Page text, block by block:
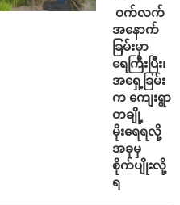
⁩ ⁨ဝက်လက်
အနောက်
ခြမ်းမှာ
ရေကြီးပြီး၊
အရှေ့ခြမ်း
က ကျေးရွာ
တချို့
မိုးရေရလို့
အခုမှ
စိုက်ပျိုးလို့
ရ